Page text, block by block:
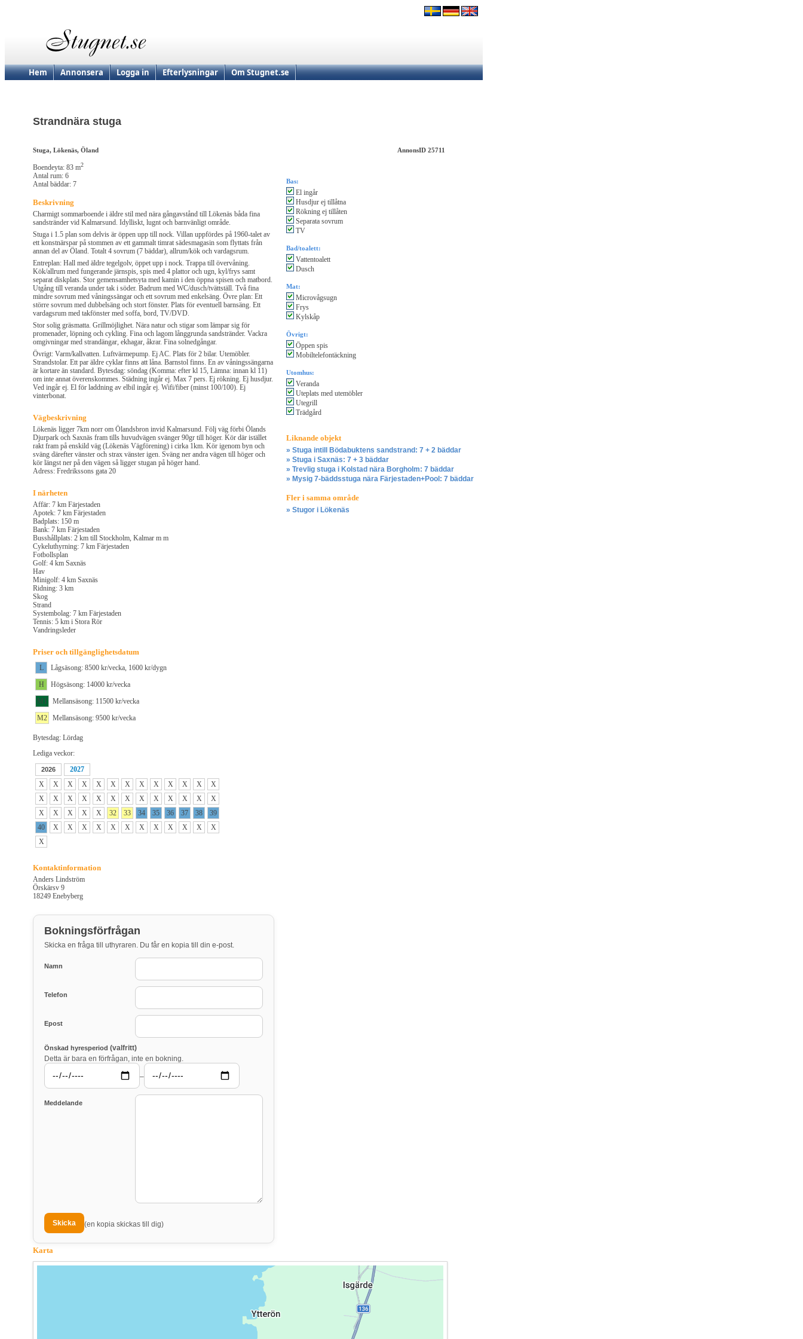
Hem Annonsera Logga in Efterlysningar Om Stugnet.se
Strandnära stuga
Stuga, Lökenäs, Öland AnnonsID 25711
Boendeyta: 83 m2
Antal rum: 6
Antal bäddar: 7
Beskrivning
Charmigt sommarboende i äldre stil med nära gångavstånd till Lökenäs båda fina
sandstränder vid Kalmarsund. Idylliskt, lugnt och barnvänligt område.
Stuga i 1.5 plan som delvis är öppen upp till nock. Villan uppfördes på 1960-talet av
ett konstnärspar på stommen av ett gammalt timrat sädesmagasin som flyttats från
annan del av Öland. Totalt 4 sovrum (7 bäddar), allrum/kök och vardagsrum.
Entreplan: Hall med äldre tegelgolv, öppet upp i nock. Trappa till övervåning.
Kök/allrum med fungerande järnspis, spis med 4 plattor och ugn, kyl/frys samt
separat diskplats. Stor gemensamhetsyta med kamin i den öppna spisen och matbord.
Utgång till veranda under tak i söder. Badrum med WC/dusch/tvättställ. Två fina
mindre sovrum med våningssängar och ett sovrum med enkelsäng. Övre plan: Ett
större sovrum med dubbelsäng och stort fönster. Plats för eventuell barnsäng. Ett
vardagsrum med takfönster med soffa, bord, TV/DVD.
Stor solig gräsmatta. Grillmöjlighet. Nära natur och stigar som lämpar sig för
promenader, löpning och cykling. Fina och lagom långgrunda sandstränder. Vackra
omgivningar med strandängar, ekhagar, åkrar. Fina solnedgångar.
Övrigt: Varm/kallvatten. Luftvärmepump. Ej AC. Plats för 2 bilar. Utemöbler.
Strandstolar. Ett par äldre cyklar finns att låna. Barnstol finns. En av våningssängarna
är kortare än standard. Bytesdag: söndag (Komma: efter kl 15, Lämna: innan kl 11)
om inte annat överenskommes. Städning ingår ej. Max 7 pers. Ej rökning. Ej husdjur.
Ved ingår ej. El för laddning av elbil ingår ej. Wifi/fiber (minst 100/100). Ej
vinterbonat.
Vägbeskrivning
Lökenäs ligger 7km norr om Ölandsbron invid Kalmarsund. Följ väg förbi Ölands
Djurpark och Saxnäs fram tills huvudvägen svänger 90gr till höger. Kör där istället
rakt fram på enskild väg (Lökenäs Vägförening) i cirka 1km. Kör igenom byn och
sväng därefter vänster och strax vänster igen. Sväng ner andra vägen till höger och
kör längst ner på den vägen så ligger stugan på höger hand.
Adress: Fredrikssons gata 20
I närheten
Affär: 7 km Färjestaden
Apotek: 7 km Färjestaden
Badplats: 150 m
Bank: 7 km Färjestaden
Busshållplats: 2 km till Stockholm, Kalmar m m
Cykeluthyrning: 7 km Färjestaden
Fotbollsplan
Golf: 4 km Saxnäs
Hav
Minigolf: 4 km Saxnäs
Ridning: 3 km
Skog
Strand
Systembolag: 7 km Färjestaden
Tennis: 5 km i Stora Rör
Vandringsleder
Priser och tillgänglighetsdatum
L
Lågsäsong: 8500 kr/vecka, 1600 kr/dygn
H
Högsäsong: 14000 kr/vecka
M1
Mellansäsong: 11500 kr/vecka
M2
Mellansäsong: 9500 kr/vecka
Bytesdag: Lördag
Lediga veckor:
2026
2027
X
X X X X X X X X X X X
X
X
X X X X X X X X X X X
X
X
X X X X 32 33 34 35 36 37 38
39
40
X X X X X X X X X X X
X
X
Kontaktinformation
Anders Lindström
Örskärsv 9
18249 Enebyberg
Bokningsförfrågan
Skicka en fråga till uthyraren. Du får en kopia till din e-post.
Namn
Telefon
Epost
Önskad hyresperiod (valfritt)
Detta är bara en förfrågan, inte en bokning.
–
Meddelande
(en kopia skickas till dig)
Bas:
El ingår
Husdjur ej tillåtna
Rökning ej tillåten
Separata sovrum
TV
Bad/toalett:
Vattentoalett
Dusch
Mat:
Microvågsugn
Frys
Kylskåp
Övrigt:
Öppen spis
Mobiltelefontäckning
Utomhus:
Veranda
Uteplats med utemöbler
Utegrill
Trädgård
Liknande objekt
» Stuga intill Bödabuktens sandstrand: 7 + 2 bäddar
» Stuga i Saxnäs: 7 + 3 bäddar
» Trevlig stuga i Kolstad nära Borgholm: 7 bäddar
» Mysig 7-bäddsstuga nära Färjestaden+Pool: 7 bäddar
Fler i samma område
» Stugor i Lökenäs
Karta